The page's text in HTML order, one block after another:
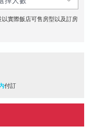
實際飯店可售房型以及訂房
付訂